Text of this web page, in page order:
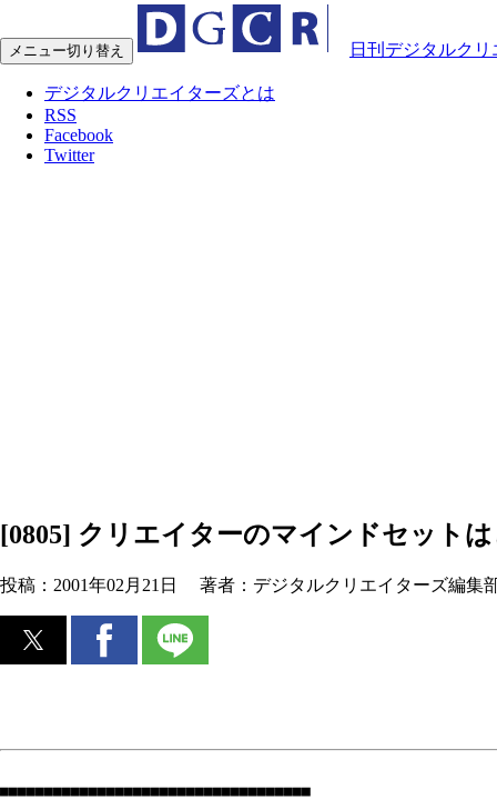
メニュー切り替え 日刊デジタルク
デジタルクリエイターズとは
RSS
Facebook
Twitter
[0805] クリエイターのマインドセット
投稿： 2001年02月21日 著者： デジタルクリエイターズ編集
■■■■■■■■■■■■■■■■■■■■■■■■■■■■■■■■■■■